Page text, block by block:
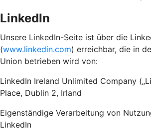
LinkedIn
Unsere LinkedIn-Seite ist über die
(www.linkedin.com) erreichbar, die in
Union betrieben wird von:
LinkedIn Ireland Unlimited Company
Place, Dublin 2, Irland
Eigenständige Verarbeitung von
LinkedIn